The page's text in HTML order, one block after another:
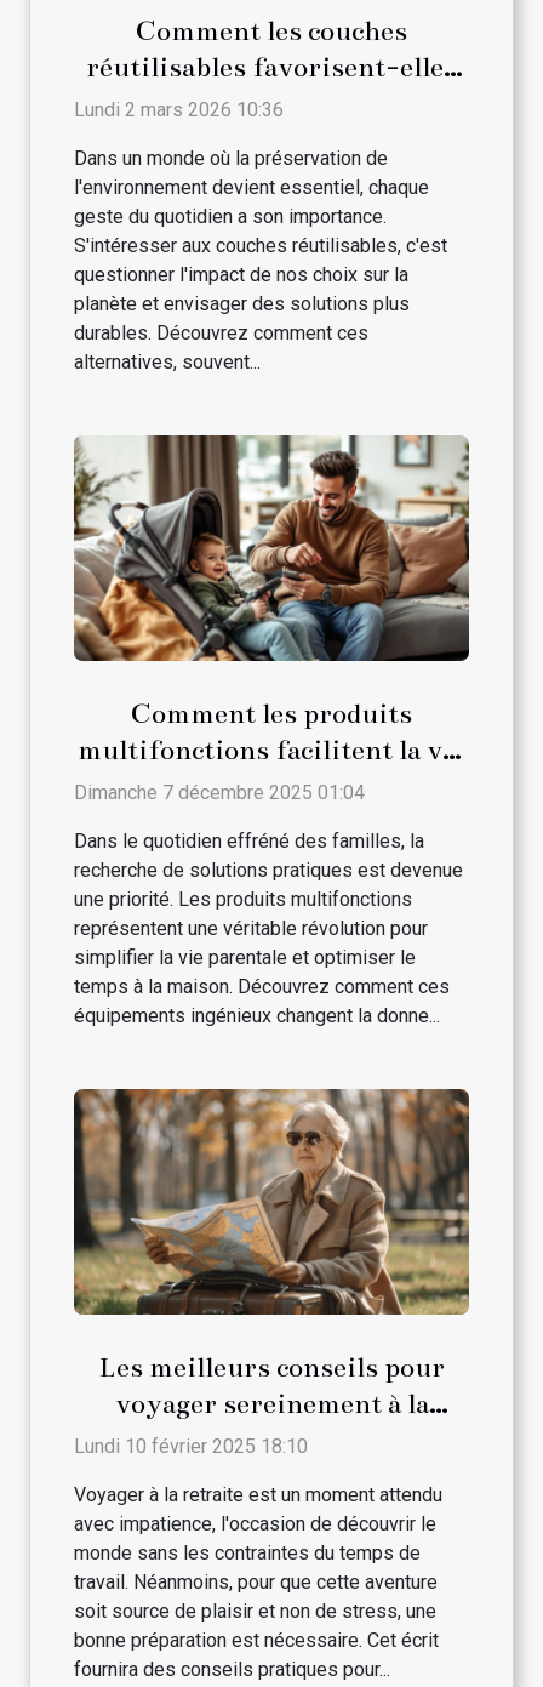
Comment les couches
réutilisables favorisent-elles
le développement durable ?
Lundi 2 mars 2026 10:36
Dans un monde où la préservation de
l'environnement devient essentiel, chaque
geste du quotidien a son importance.
S'intéresser aux couches réutilisables, c'est
questionner l'impact de nos choix sur la
planète et envisager des solutions plus
durables. Découvrez comment ces
alternatives, souvent...
Comment les produits
multifonctions facilitent la vie
des parents ?
Dimanche 7 décembre 2025 01:04
Dans le quotidien effréné des familles, la
recherche de solutions pratiques est devenue
une priorité. Les produits multifonctions
représentent une véritable révolution pour
simplifier la vie parentale et optimiser le
temps à la maison. Découvrez comment ces
équipements ingénieux changent la donne...
Les meilleurs conseils pour
voyager sereinement à la
retraite
Lundi 10 février 2025 18:10
Voyager à la retraite est un moment attendu
avec impatience, l'occasion de découvrir le
monde sans les contraintes du temps de
travail. Néanmoins, pour que cette aventure
soit source de plaisir et non de stress, une
bonne préparation est nécessaire. Cet écrit
fournira des conseils pratiques pour...